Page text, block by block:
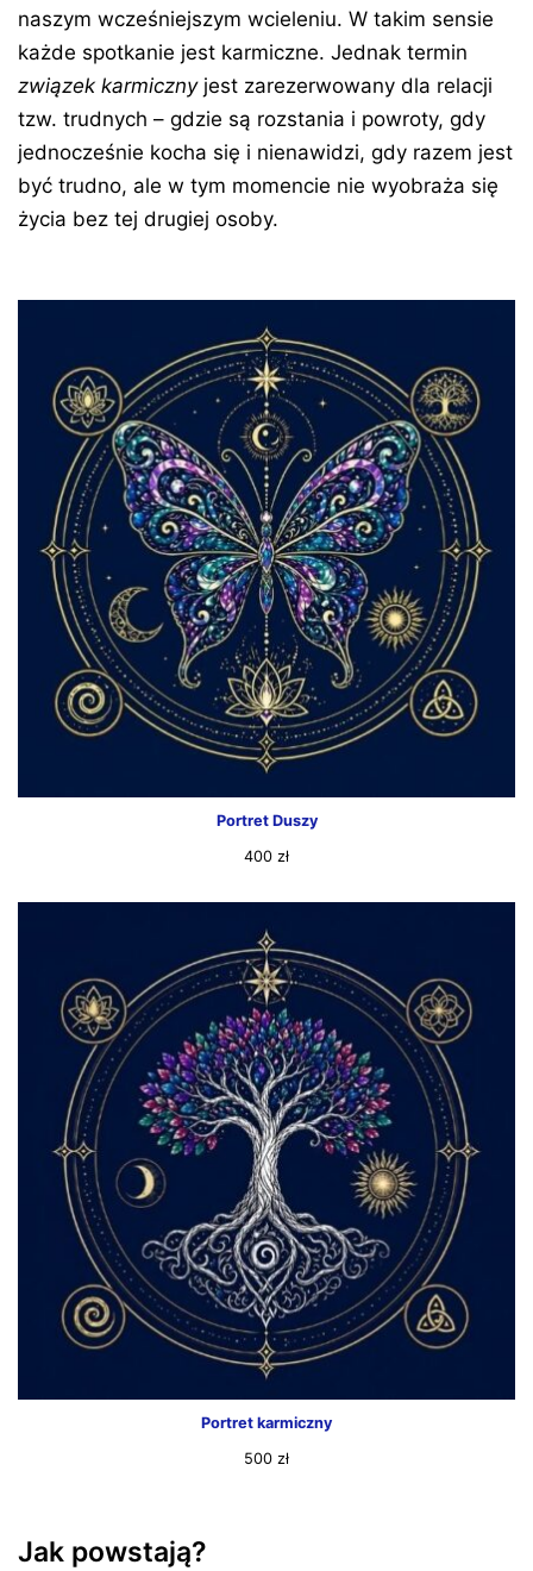
naszym wcześniejszym wcieleniu. W takim sensie
każde spotkanie jest karmiczne. Jednak termin
związek karmiczny jest zarezerwowany dla relacji
tzw. trudnych – gdzie są rozstania i powroty, gdy
jednocześnie kocha się i nienawidzi, gdy razem jest
być trudno, ale w tym momencie nie wyobraża się
życia bez tej drugiej osoby.
Portret Duszy
400 zł
Portret karmiczny
500 zł
Jak powstają?